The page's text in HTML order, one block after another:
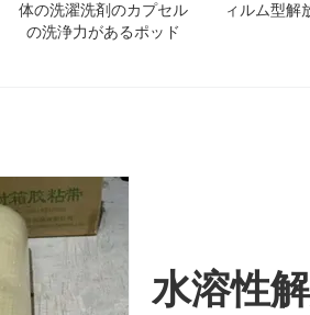
体の洗濯洗剤のカプセル
の洗浄力があるポッド
ィルム型解
水溶性